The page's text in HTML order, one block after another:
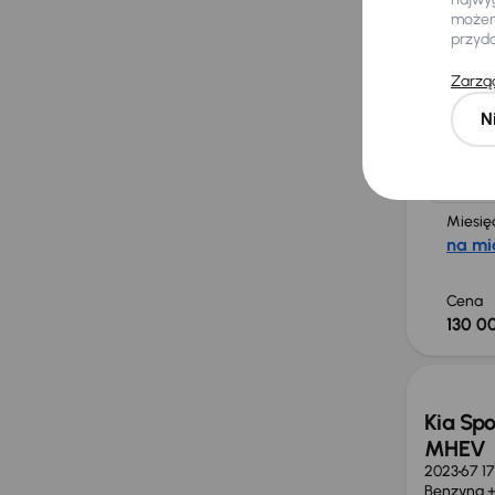
Od
Kia
2026 16
110 kW
na
Cena
130
Kia
MHEV
202367
Benzyna